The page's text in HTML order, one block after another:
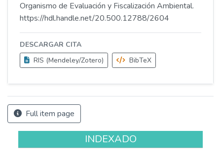
Organismo de Evaluación y Fiscalización Ambiental.
https://hdl.handle.net/20.500.12788/2604
DESCARGAR CITA
RIS (Mendeley/Zotero)
BibTeX
Full item page
INDEXADO